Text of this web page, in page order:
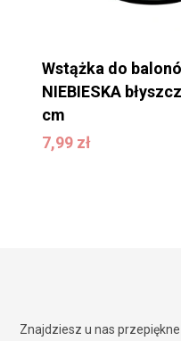
Wstążka do
NIEBIESKA
cm
7,99 zł
7,99
Znajdziesz u nas